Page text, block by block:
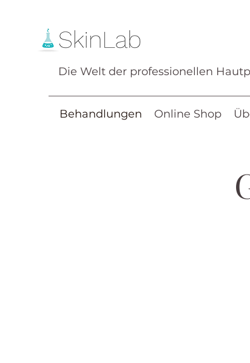
Die Welt der professionellen
Behandlungen Online Shop